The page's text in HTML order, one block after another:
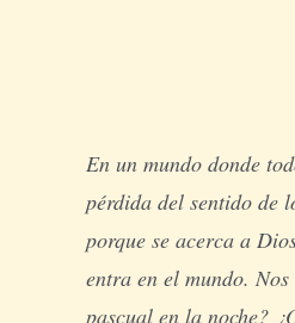
En un mundo donde
pérdida del sentido de
porque se acerca a
entra en el mundo.
pascual en la noche?